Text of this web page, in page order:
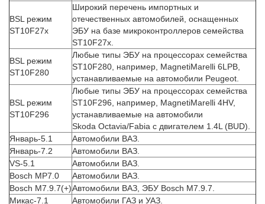
BSL режим
ST10F27x
Широкий перечень импортных и
отечественных автомобилей, оснащенных
ЭБУ на базе микроконтроллеров семейства
ST10F27x.
BSL режим
ST10F280
Любые типы ЭБУ на процессорах семейства
ST10F280, например, MagnetiMarelli 6LPB,
устанавливаемые на автомобили Peugeot.
BSL режим
ST10F296
Любые типы ЭБУ на процессорах семейства
ST10F296, например, MagnetiMarelli 4HV,
устанавливаемые на автомобили
Skoda Octavia/Fabia с двигателем 1.4L (BUD).
Январь-5.1
Автомобили ВАЗ.
Январь-7.2
Автомобили ВАЗ.
VS-5.1
Автомобили ВАЗ.
Bosch MP7.0
Автомобили ВАЗ.
Bosch M7.9.7(+)Автомобили ВАЗ, ЭБУ Bosch M7.9.7.
Микас-7.1
Автомобили ГАЗ и УАЗ.